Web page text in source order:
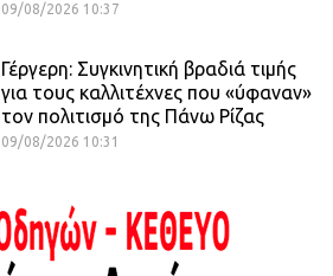
09/08/2026 10:37
Γέργερη: Συγκινητική βραδιά τιμής
για τους καλλιτέχνες που «ύφαναν»
τον πολιτισμό της Πάνω Ρίζας
09/08/2026 10:31